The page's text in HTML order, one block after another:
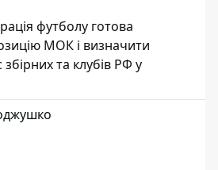
футболу готова
МОК і визначити
та клубів РФ у